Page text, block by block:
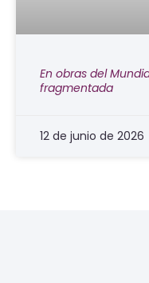
En obras del
fragmentada
12 de junio de 2026